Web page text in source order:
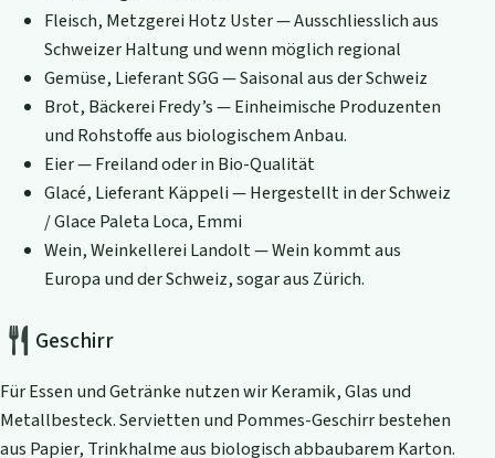
Fleisch, Metzgerei Hotz Uster — Ausschliesslich aus
Schweizer Haltung und wenn möglich regional
Gemüse, Lieferant SGG — Saisonal aus der Schweiz
Brot, Bäckerei Fredy’s — Einheimische Produzenten
und Rohstoffe aus biologischem Anbau.
Eier — Freiland oder in Bio-Qualität
Glacé, Lieferant Käppeli — Hergestellt in der Schweiz
/ Glace Paleta Loca, Emmi
Wein, Weinkellerei Landolt — Wein kommt aus
Europa und der Schweiz, sogar aus Zürich.
Geschirr
Für Essen und Getränke nutzen wir Keramik, Glas und
Metallbesteck. Servietten und Pommes-Geschirr bestehen
aus Papier, Trinkhalme aus biologisch abbaubarem Karton.